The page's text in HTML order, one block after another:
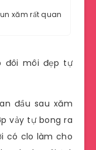
xăm rất quan
đôi môi đẹp tự
đầu sau xăm
vảy tự bong ra
có clo làm cho